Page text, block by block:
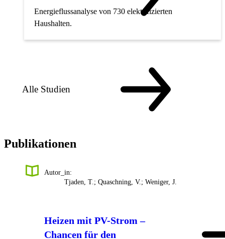
Energieflussanalyse von 730 elektrifizierten
Haushalten.
Alle Studien
Publikationen
Autor_in:
Tjaden, T.; Quaschning, V.; Weniger, J.
Heizen mit PV-Strom –
Chancen für den